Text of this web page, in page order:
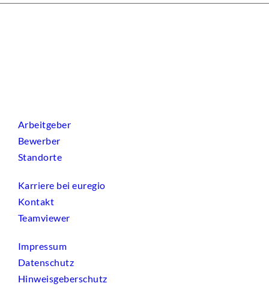
Arbeitgeber
Bewerber
Standorte
Karriere bei euregio
Kontakt
Teamviewer
Impressum
Datenschutz
Hinweisgeberschutz